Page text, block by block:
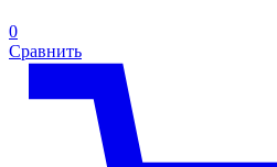
0
Сравнить